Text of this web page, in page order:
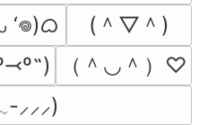
‘𖦹)ᜊ
(＾▽＾)
（＾◡＾）♡
⸝⸝⸝)